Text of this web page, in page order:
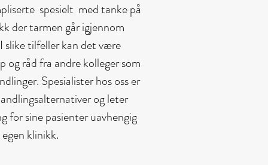
spesielt med tanke på
der tarmen går igjennom
tilfeller kan det være
og råd fra andre kolleger som
Spesialister hos oss er
og leter
sine pasienter uavhengig
klinikk.